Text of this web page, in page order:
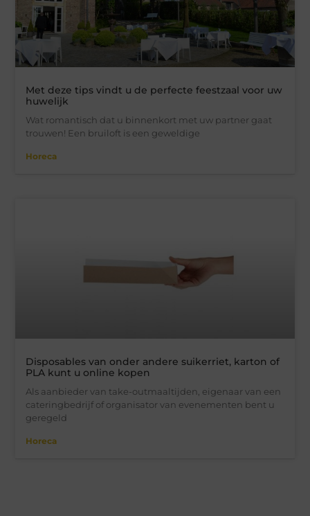
Met deze tips vindt u de perfecte feestzaal voor uw
huwelijk
Wat romantisch dat u binnenkort met uw partner gaat
trouwen! Een bruiloft is een geweldige
Horeca
Disposables van onder andere suikerriet, karton of
PLA kunt u online kopen
Als aanbieder van take-outmaaltijden, eigenaar van een
cateringbedrijf of organisator van evenementen bent u
geregeld
Horeca